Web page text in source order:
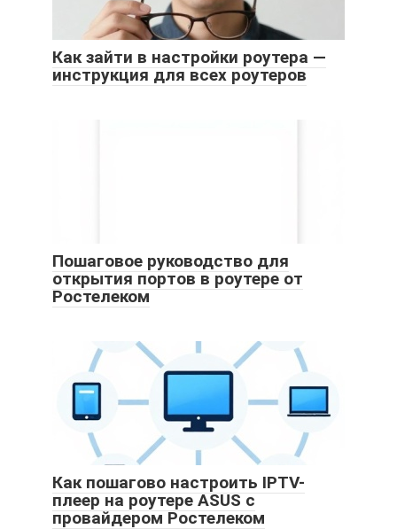
Как зайти в настройки роутера —
инструкция для всех роутеров
Пошаговое руководство для
открытия портов в роутере от
Ростелеком
Как пошагово настроить IPTV-
плеер на роутере ASUS с
провайдером Ростелеком